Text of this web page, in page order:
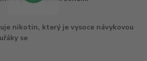
nikotin, který je vysoce návykovou
se